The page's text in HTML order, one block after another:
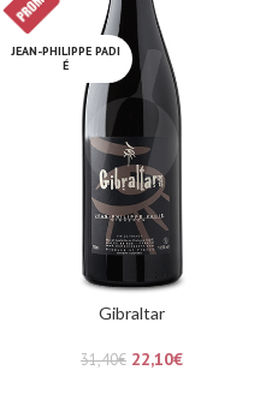
JEAN-PHILIPPE PADI
É
Gibraltar
31,40€ 22,10€